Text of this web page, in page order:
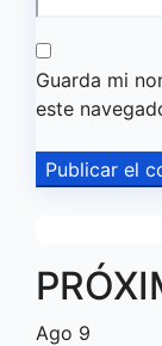
Guarda mi
este
Ago 9